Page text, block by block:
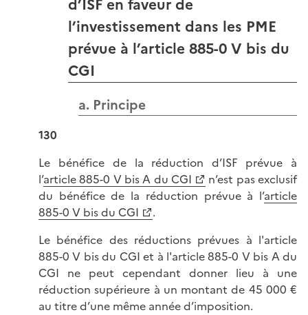
d’ISF en faveur de
l’investissement dans les PME
prévue à l’article 885-0 V bis du
CGI
a. Principe
130
Le bénéfice de la réduction d’ISF prévue à
l’article 885-0 V bis A du CGI
n’est pas exclusif
du bénéfice de la réduction prévue à l’article
885-0 V bis du CGI
.
Le bénéfice des réductions prévues à l'article
885-0 V bis du CGI et à l'article 885-0 V bis A du
CGI ne peut cependant donner lieu à une
réduction supérieure à un montant de 45 000 €
au titre d’une même année d’imposition.